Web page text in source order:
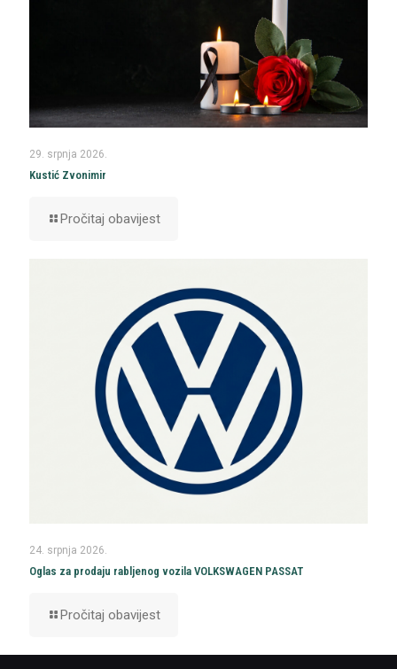
29. srpnja 2026.
Kustić Zvonimir
Pročitaj obavijest
24. srpnja 2026.
Oglas za prodaju rabljenog vozila VOLKSWAGEN PASSAT
Pročitaj obavijest